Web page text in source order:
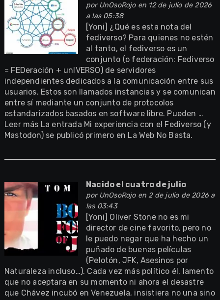
por UnOsoRojoen 12 de julio de 2026
a las 05:38
[Yoni] ¿Qué es esta nota del
fediverso? Para quienes no estén
al tanto, el fediverso es un
conjunto (o federación: Fediverso
= FEDeración + unIVERSO) de servidores
independientes dedicados a la comunicación entre sus
usuarios. Estos son llamados instancias y se comunican
entre sí mediante un conjunto de protocolos
estandarizados basados en software libre. Pueden …
Leer más La entrada Mi experiencia con el Fediverso (y
Mastodon) se publicó primero en La Web No Basta.
Nacido el cuatro de julio
por UnOsoRojoen 2 de julio de 2026 a
las 03:43
[Yoni] Oliver Stone no es mi
director de cine favorito, pero no
le puedo negar que ha hecho un
puñado de buenas películas
(Pelotón, JFK, Asesinos por
Naturaleza incluso…). Cada vez más político él, lamento
que no aceptara en su momento ni ahora el desastre
que Chávez incubó en Venezuela, insistiera no una sino